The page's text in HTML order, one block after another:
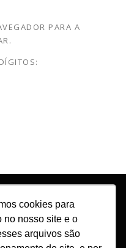
cookies para
no nosso site e o
arquivos são
PARA A